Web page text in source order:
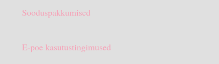
Sooduspakkumised
E-poe kasutustingimused